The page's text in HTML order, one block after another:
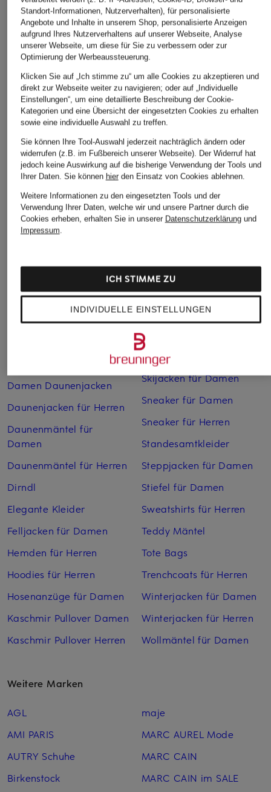
Ursprünglich:49,99 €
Weitere Kategorien
Abendkleider
Anzüge für Herren
Boots für Damen
Braune Stiefel für Damen
Chelsea Boots für Herren
Chelsea-Boots für Damen
Cocktailkleider
Cowboy Boots für Damen
Damen Daunenjacken
Daunenjacken für Herren
Daunenmäntel für
Damen
Daunenmäntel für Herren
Dirndl
Elegante Kleider
Felljacken für Damen
Hemden für Herren
Hoodies für Herren
Hosenanzüge für Damen
Kaschmir Pullover Damen
Kaschmir Pullover Herren
Kleider
Lange Ballkleider
Mäntel für Damen
Rollkragenpullover für
Herren
Sandalen für Damen
Schuhe kaufen
Seidenkleider
Skijacken für Damen
Sneaker für Damen
Sneaker für Herren
Standesamtkleider
Steppjacken für Damen
Stiefel für Damen
Sweatshirts für Herren
Teddy Mäntel
Tote Bags
Trenchcoats für Herren
Winterjacken für Damen
Winterjacken für Herren
Wollmäntel für Damen
Weitere Marken
AGL
AMI PARIS
AUTRY Schuhe
Birkenstock
maje
MARC AUREL Mode
MARC CAIN
MARC CAIN im SALE
Standort-Informationen, Nutzerverhalten), für personalisierte
Angebote und Inhalte in unserem Shop, personalisierte Anzeigen
aufgrund Ihres Nutzerverhaltens auf unserer Webseite, Analyse
unserer Webseite, um diese für Sie zu verbessern oder zur
Optimierung der Werbeaussteuerung.
Klicken Sie auf „Ich stimme zu“ um alle Cookies zu akzeptieren und
direkt zur Webseite weiter zu navigieren; oder auf „Individuelle
Einstellungen“, um eine detaillierte Beschreibung der Cookie-
Kategorien und eine Übersicht der eingesetzten Cookies zu erhalten
sowie eine individuelle Auswahl zu treffen.
Sie können Ihre Tool-Auswahl jederzeit nachträglich ändern oder
widerrufen (z.B. im Fußbereich unserer Webseite). Der Widerruf hat
jedoch keine Auswirkung auf die bisherige Verwendung der Tools und
Ihrer Daten. Sie können hierden Einsatz von Cookies ablehnen.
Weitere Informationen zu den eingesetzten Tools und der
Verwendung Ihrer Daten, welche wir und unsere Partner durch die
Cookies erheben, erhalten Sie in unserer Datenschutzerklärungund
Impressum.
INDIVIDUELLE EINSTELLUNGEN
ICH STIMME ZU